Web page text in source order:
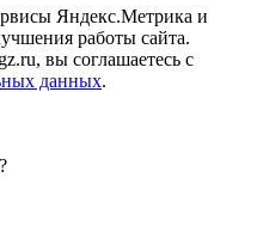
Яндекс.Метрика и
работы сайта.
вы соглашаетесь с
данных.